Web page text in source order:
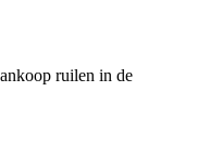
ruilen in de